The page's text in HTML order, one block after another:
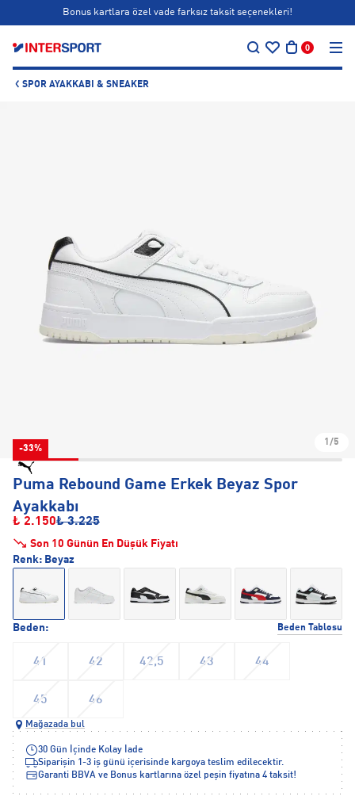
Bonus kartlara özel vade farksız taksit seçenekleri!
0
SPOR AYAKKABI & SNEAKER
-33%
1/5
Puma Rebound Game Erkek Beyaz Spor
Ayakkabı
₺ 2.150₺ 3.225
Son 10 Günün En Düşük Fiyatı
Beden: Beden Tablosu
41 42 42,5 43 44
45 46
Renk: Beyaz
Mağazada bul
30 Gün İçinde Kolay İade
Siparişin 1-3 iş günü içerisinde kargoya teslim edilecektir.
Garanti BBVA ve Bonus kartlarına özel peşin fiyatına 4 taksit!